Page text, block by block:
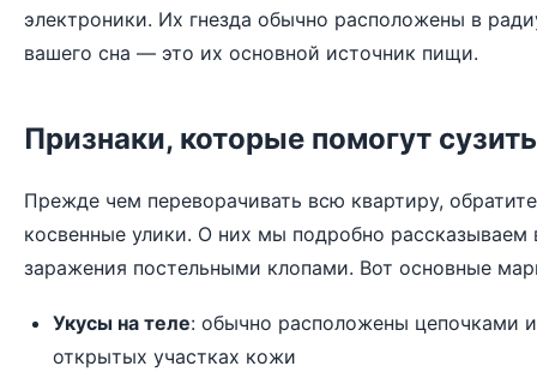
электроники. Их гнезда обычно расположены в
вашего сна — это их основной источник пищи.
Признаки, которые помогут
Прежде чем переворачивать всю квартиру,
косвенные улики. О них мы подробно рассказываем
заражения постельными клопами. Вот основные
Укусы на теле: обычно расположены цепочками
открытых участках кожи